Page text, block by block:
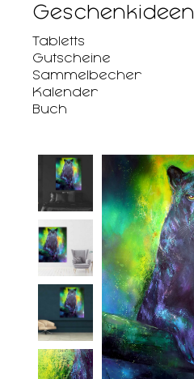
Geschenkideen
Tabletts
Gutscheine
Sammelbecher
Kalender
Buch